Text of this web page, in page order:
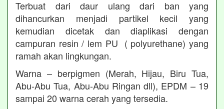
Terbuat dari daur ulang dari ban yang
dihancurkan menjadi partikel kecil yang
kemudian dicetak dan diaplikasi dengan
campuran resin / lem PU ( polyurethane) yang
ramah akan lingkungan.
Warna – berpigmen (Merah, Hijau, Biru Tua,
Abu-Abu Tua, Abu-Abu Ringan dll), EPDM – 19
sampai 20 warna cerah yang tersedia.